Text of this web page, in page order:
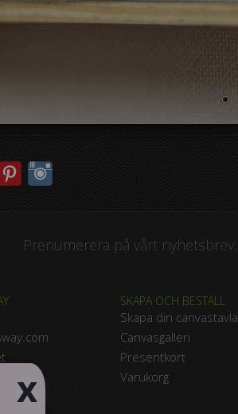
Prenumerera på vårt nyhetsbrev:
SKAPA OCH BESTÄLL
Skapa din canvastavla
Canvasgalleri
Presentkort
Varukorg
x